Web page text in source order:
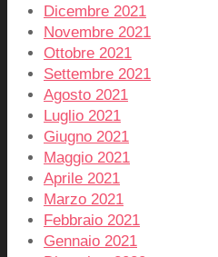
Dicembre 2021
Novembre 2021
Ottobre 2021
Settembre 2021
Agosto 2021
Luglio 2021
Giugno 2021
Maggio 2021
Aprile 2021
Marzo 2021
Febbraio 2021
Gennaio 2021